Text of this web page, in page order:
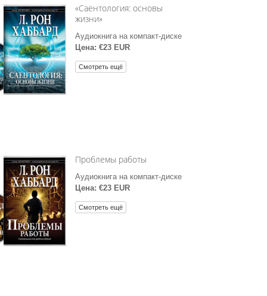
«Саентология: основы
жизни»
Аудиокнига на компакт-диске
Цена: €23 EUR
Смотреть ещё
Проблемы работы
Аудиокнига на компакт-диске
Цена: €23 EUR
Смотреть ещё